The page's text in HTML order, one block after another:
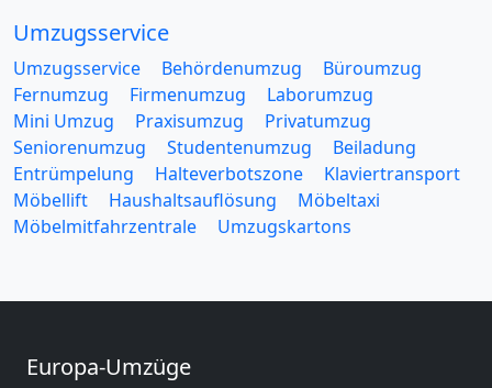
Umzugsservice
Umzugsservice Behördenumzug
Büroumzug
Fernumzug
Firmenumzug
Laborumzug
Mini Umzug
Praxisumzug
Privatumzug
Seniorenumzug
Studentenumzug
Beiladung
Entrümpelung
Halteverbotszone
Klaviertransport
Möbellift
Haushaltsauflösung
Möbeltaxi
Möbelmitfahrzentrale
Umzugskartons
Europa-Umzüge